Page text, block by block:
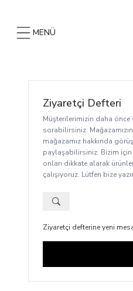
MENÜ
Ziyaretçi Defteri
Müşterilerimizin daha
sorabilirsiniz.
mağazamız hakkında
paylaşabilirsiniz. Bizim
onları dikkate alarak
çalışıyoruz. Lütfen bize
Ziyaretçi defterine yeni